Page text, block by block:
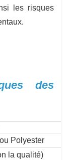
les risques
des
Polyester
la qualité)